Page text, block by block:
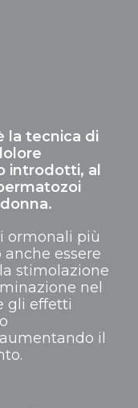
la tecnica di
introdotti, al
ormonali più
anche essere
stimolazione
nel
gli effetti
il